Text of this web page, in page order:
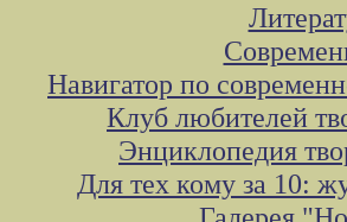
Навигатор по
Клуб любителей
Энциклопедия
Для тех кому за 10: